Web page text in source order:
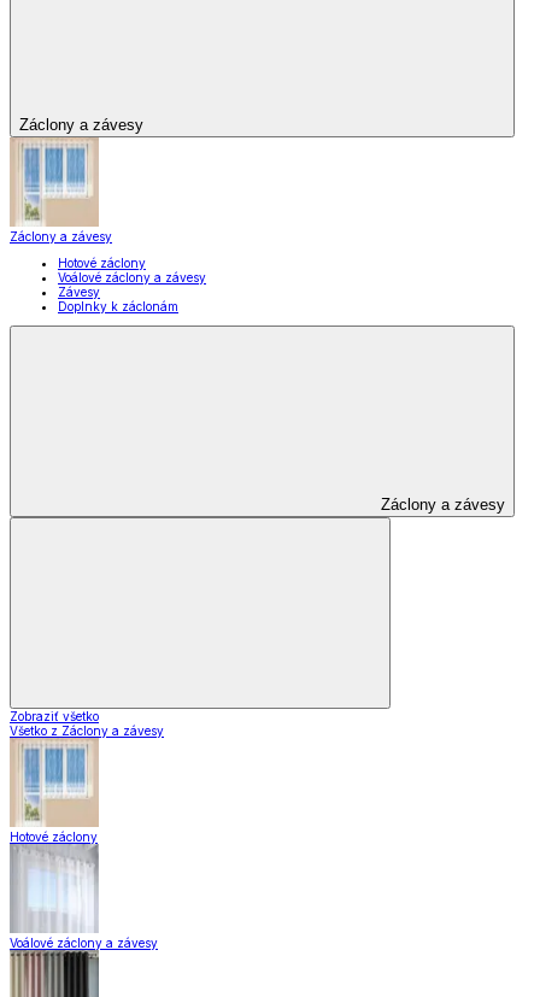
Záclony a závesy
Záclony a závesy
Hotové záclony
Voálové záclony a závesy
Závesy
Doplnky k záclonám
Záclony a závesy
Zobraziť všetko
Všetko z Záclony a závesy
Hotové záclony
Voálové záclony a závesy